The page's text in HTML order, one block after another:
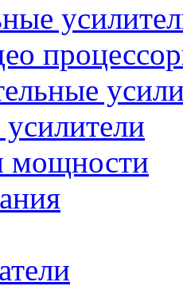
мощности